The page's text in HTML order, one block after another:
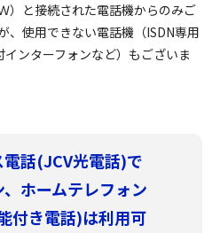
）と接続された電話機からのみご
、使用できない電話機（ISDN専用
ンターフォンなど）もございま
話(JCV光電話)で
ホームテレフォン
付き電話)は利用可